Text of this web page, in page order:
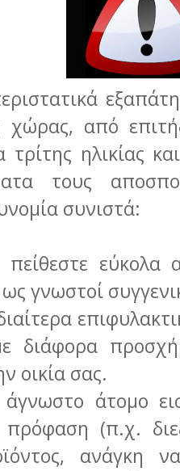
χώρας, από
τρίτης ηλικίας
τους
συνιστά:
εύκολα
ως γνωστοί
διάφορα
οικία σας.
άτομο
πρόφαση (π.χ.
ανάγκη